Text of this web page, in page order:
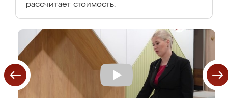
рассчитает стоимость.